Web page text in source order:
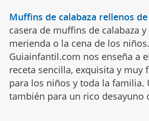
Muffins de calabaza rellenos
casera de muffins de calabaza
merienda o la cena de los niños.
Guiainfantil.com nos enseña a
receta sencilla, exquisita y muy
para los niños y toda la familia.
también para un rico desayuno